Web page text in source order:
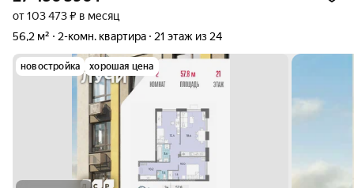
от 103 473 ₽ в месяц
56,2 м²
2-комн. квартира 21 этаж из 24
новостройка хорошая цена